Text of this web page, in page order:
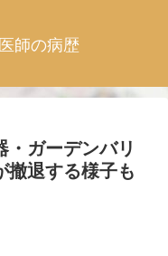
師の病歴
・ガーデンバリ
撤退する様子も